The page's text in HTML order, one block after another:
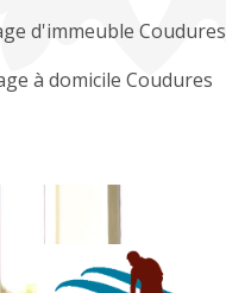
d'immeuble Coudures
à domicile Coudures